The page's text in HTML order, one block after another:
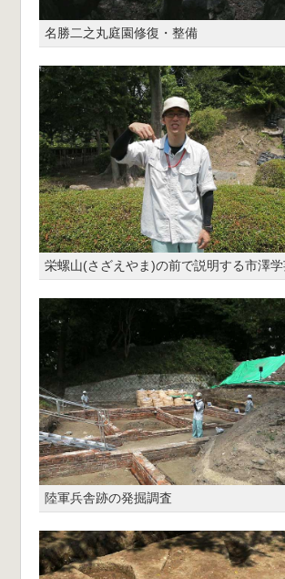
名勝二之丸庭園修復・整備
栄螺山(さざえやま)の前で説明する市澤学
陸軍兵舎跡の発掘調査